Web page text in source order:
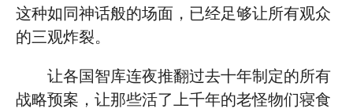
这种如同神话般的场面，已经足够让所有观众
的三观炸裂。
让各国智库连夜推翻过去十年制定的所有
战略预案，让那些活了上千年的老怪物们寝食